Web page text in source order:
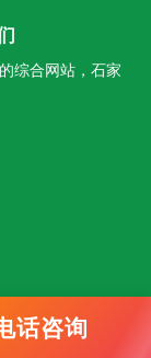
话咨询
综合网站，石家